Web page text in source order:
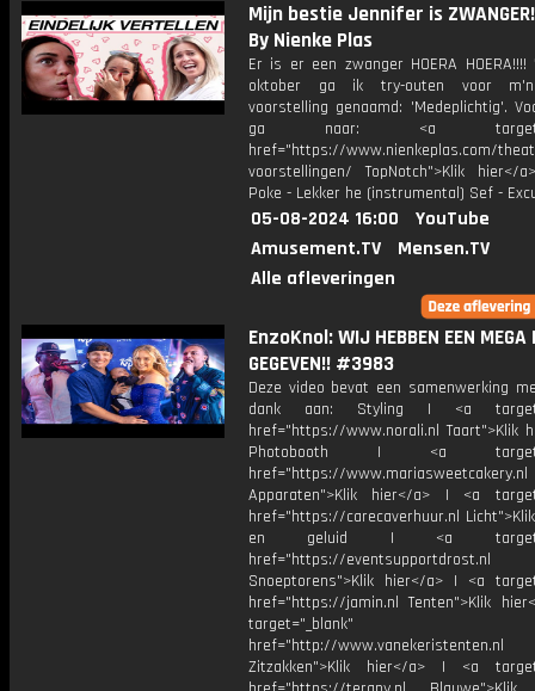
Mijn bestie Jennifer is
By Nienke Plas
Er is er een zwanger HOERA
oktober ga ik try-outen voor
voorstelling genaamd: 'Medeplichtig'.
ga naar: <a
href="https://www.nienkeplas.com/
voorstellingen/ TopNotch">Klik hier</
Poke - Lekker he (instrumental) Sef -
05-08-2024 16:00
YouTube
Amusement.TV
Mensen.TV
Alle afleveringen
EnzoKnol: WIJ HEBBEN EEN MEGA
GEGEVEN!! #3983
Deze video bevat een samenwerking
dank aan: Styling | <a
href="https://www.norali.nl Taart">Klik
Photobooth | <a
href="https://www.mariasweetcakery.nl
Apparaten">Klik hier</a> | <a
href="https://carecaverhuur.nl
en geluid | <a
href="https://eventsupportdrost.nl
Snoeptorens">Klik hier</a> | <a
href="https://jamin.nl Tenten">Klik
target="_blank"
href="http://www.vanekeristenten.nl
Zitzakken">Klik hier</a> | <a